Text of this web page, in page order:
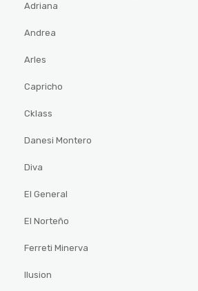
Adriana
Andrea
Arles
Capricho
Cklass
Danesi Montero
Diva
El General
El Norteño
Ferreti Minerva
Ilusion